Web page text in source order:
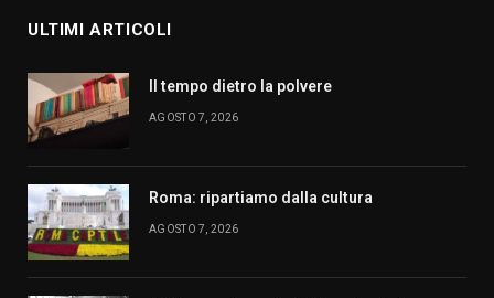
ULTIMI ARTICOLI
Il tempo dietro la polvere
AGOSTO 7, 2026
Roma: ripartiamo dalla cultura
AGOSTO 7, 2026